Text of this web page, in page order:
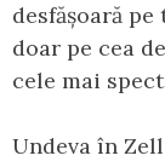
desfășoară
doar pe cea
cele mai
Undeva în